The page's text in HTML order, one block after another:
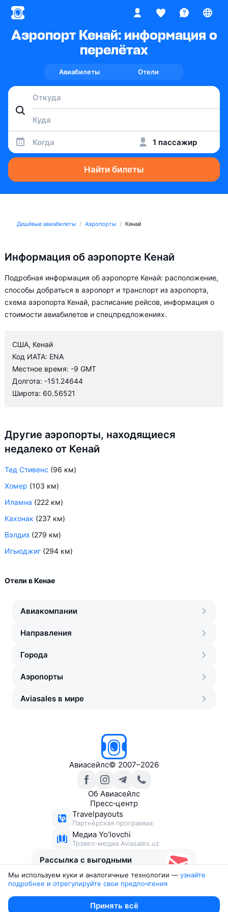
Аэропорт Кенай: информация о
перелётах
Авиабилеты Отели
Когда 1 пассажир
Найти билеты
Дешёвые авиабилеты Аэропорты Кенай
Информация об аэропорте Кенай
Подробная информация об аэропорте Кенай: расположение,
способы добраться в аэропорт и транспорт из аэропорта,
схема аэропорта Кенай, расписание рейсов, информация о
стоимости авиабилетов и спецпредложениях.
США, Кенай
Код ИАТА: ENA
Местное время: -9 GMT
Долгота: -151.24644
Широта: 60.56521
Другие аэропорты, находящиеся
недалеко от Кенай
Тед Стивенс (96 км)
Хомер (103 км)
Иламна (222 км)
Кахонак (237 км)
Вэлдиз (279 км)
Игьюджиг (294 км)
Отели в Кенае
Авиакомпании
Направления
Города
Аэропорты
Aviasales в мире
Авиасейлс© 2007–2026
Об Авиасейлс
Пресс‑центр
Travelpayouts
Партнёрская программа
Медиа Yo’lovchi
Трэвел‑медиа Aviasales.uz
Рассылка с выгодными
Юридические документы
Мы используем куки и аналогичные технологии — узнайте
подробнее и отрегулируйте свои предпочтения
Принять всё